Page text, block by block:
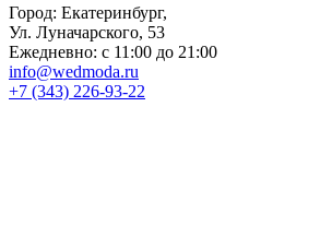
Город: Екатеринбург,
Ул. Луначарского, 53
Ежедневно: с 11:00 до 21:00
info@wedmoda.ru
+7 (343) 226-93-22